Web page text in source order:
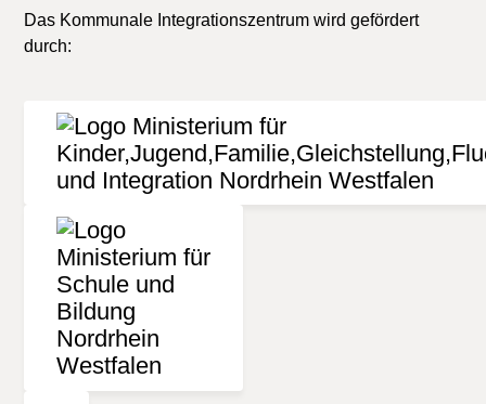
Das Kommunale Integrationszentrum wird gefördert
durch: